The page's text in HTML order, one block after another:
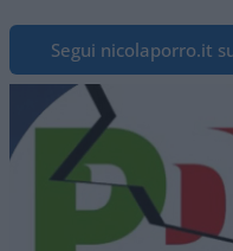
Segui nicolaporro.it
Video
Player